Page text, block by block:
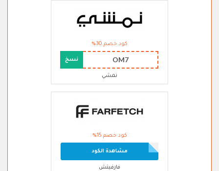
كود خصم 30%
OM7 نسخ
نمشي
كود خصم 15%
مشاهدة الكود
فارفيتش